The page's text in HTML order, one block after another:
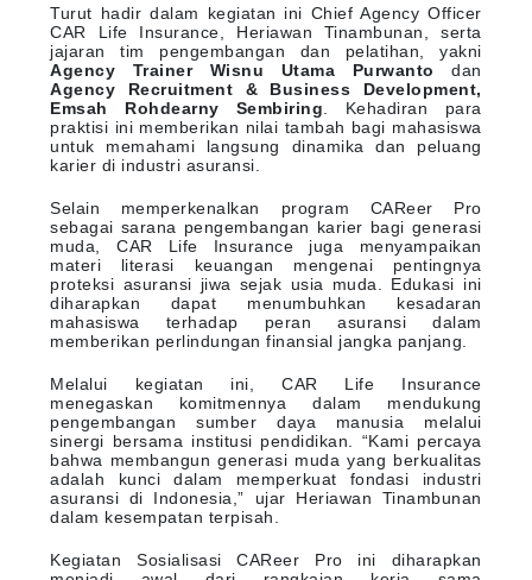
Turut hadir dalam kegiatan ini Chief Agency Officer
CAR Life Insurance, Heriawan Tinambunan, serta
jajaran tim pengembangan dan pelatihan, yakni
Agency Trainer Wisnu Utama Purwanto
dan
Agency Recruitment & Business Development,
Emsah Rohdearny Sembiring . Kehadiran para
praktisi ini memberikan nilai tambah bagi mahasiswa
untuk memahami langsung dinamika dan peluang
karier di industri asuransi.
Selain memperkenalkan program CAReer Pro
sebagai sarana pengembangan karier bagi generasi
muda, CAR Life Insurance juga menyampaikan
materi literasi keuangan mengenai pentingnya
proteksi asuransi jiwa sejak usia muda. Edukasi ini
diharapkan dapat menumbuhkan kesadaran
mahasiswa terhadap peran asuransi dalam
memberikan perlindungan finansial jangka panjang.
Melalui kegiatan ini, CAR Life Insurance
menegaskan komitmennya dalam mendukung
pengembangan sumber daya manusia melalui
sinergi bersama institusi pendidikan. “Kami percaya
bahwa membangun generasi muda yang berkualitas
adalah kunci dalam memperkuat fondasi industri
asuransi di Indonesia,” ujar Heriawan Tinambunan
dalam kesempatan terpisah.
Kegiatan Sosialisasi CAReer Pro ini diharapkan